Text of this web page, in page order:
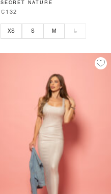
SECRET NATURE
€132
XS S M L